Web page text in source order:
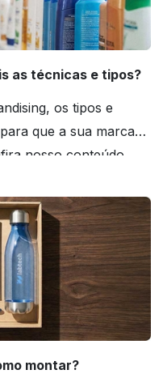
as técnicas e tipos?
os tipos e
que a sua marca
nosso conteúdo
montar?